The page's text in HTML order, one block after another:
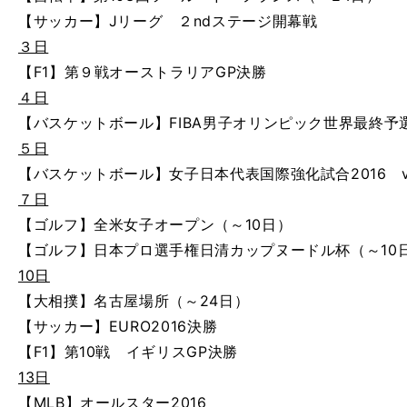
【サッカー】Jリーグ ２ndステージ開幕戦
３日
【F1】第９戦オーストラリアGP決勝
４日
【バスケットボール】FIBA男子オリンピック世界最終予
５日
【バスケットボール】女子日本代表国際強化試合2016
７日
【ゴルフ】全米女子オープン（～10日）
【ゴルフ】日本プロ選手権日清カップヌードル杯（～10
10日
【大相撲】名古屋場所（～24日）
【サッカー】EURO2016決勝
【F1】第10戦 イギリスGP決勝
13日
【MLB】オールスター2016